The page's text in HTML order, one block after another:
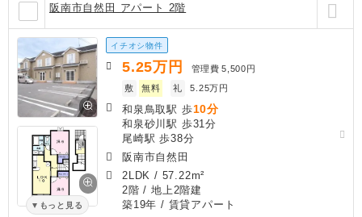
阪南市自然田 アパート 2階
もっと見る
イチオシ物件
5.25万円 管理費 5,500円
敷
無料 礼 5.25万円
和泉鳥取駅 歩10分
和泉砂川駅 歩31分
尾崎駅 歩38分
阪南市自然田
2LDK / 57.22m²
2階 / 地上2階建
築19年 / 賃貸アパート